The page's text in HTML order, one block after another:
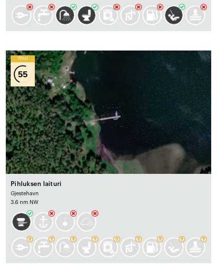
Wind
55
Pihluksen laituri
Gjestehavn
3.6 nm NW